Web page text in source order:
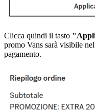
Clicca quindi il tasto
promo Vans sarà visibile
pagamento.